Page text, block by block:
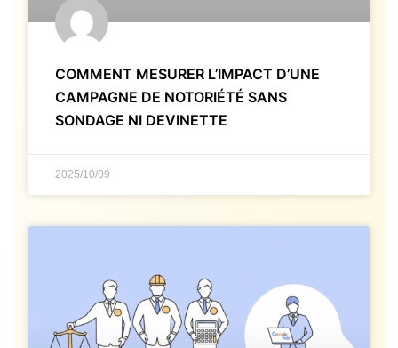
COMMENT MESURER L’IMPACT D’UNE
CAMPAGNE DE NOTORIÉTÉ SANS
SONDAGE NI DEVINETTE
2025/10/09